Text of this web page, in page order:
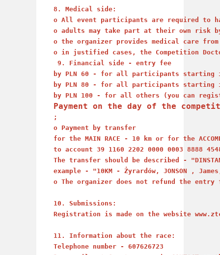
8. Medical side:
o All event participants are required to
o adults may take part at their own risk
o the organizer provides medical care
o in justified cases, the Competition
9. Financial side - entry fee
by PLN 60 - for all participants starting
by PLN 80 - for all participants starting
by PLN 100 - for all others (you can
Payment on the day of the
;
o Payment by transfer
for the MAIN RACE - 10 km or for the
to account 39 1160 2202 0000 0003 8888
The transfer should be described -
example - "10KM - Żyrardów, JONSON ,
o The organizer does not refund the entry
10. Submissions:
Registration is made on the website
11. Information about the race:
Telephone number - 607626723